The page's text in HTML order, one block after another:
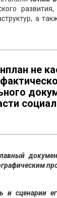
а
не
сценарии